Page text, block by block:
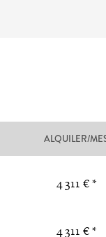
ALQUILER/
4 311 € *
4 311 € *